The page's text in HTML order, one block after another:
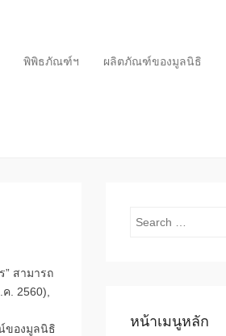
พิพิธภัณฑ์ฯ ผลิตภัณฑ์ของมูลนิธิ
สามารถ
. 2560),
ของมูลนิธิ
Search
หน้าเมนูหลัก